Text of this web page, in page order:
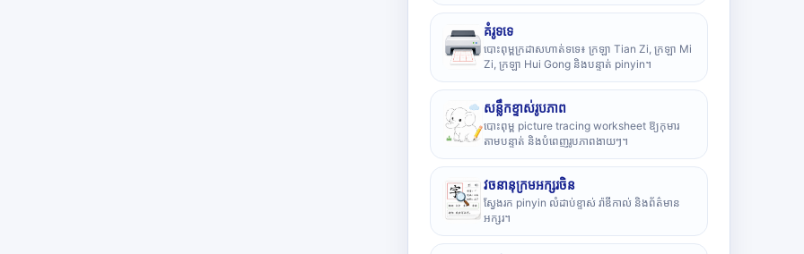
គំរូទទេ
បោះពុម្ពក្រដាសហាត់ទទេ៖ ក្រឡា Tian Zi, ក្រឡា Mi
Zi, ក្រឡា Hui Gong និងបន្ទាត់ pinyin។
សន្លឹកខ្ទាស់រូបភាព
បោះពុម្ព picture tracing worksheet ឱ្យកុមារ
តាមបន្ទាត់ និងបំពេញរូបភាពងាយៗ។
វចនានុក្រមអក្សរចិន
ស្វែងរក pinyin លំដាប់ខ្ទាស់ រ៉ាឌីកាល់ និងព័ត៌មាន
អក្សរ។